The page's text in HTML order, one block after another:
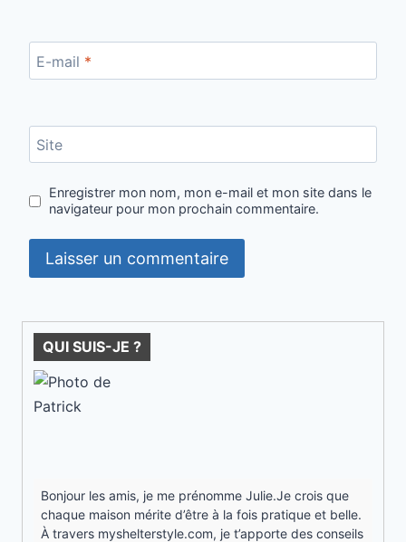
E-mail *
Site
Enregistrer mon nom, mon e-mail et mon site dans le
navigateur pour mon prochain commentaire.
QUI SUIS-JE ?
Bonjour les amis, je me prénomme Julie.Je crois que
chaque maison mérite d’être à la fois pratique et belle.
À travers myshelterstyle.com, je t’apporte des conseils